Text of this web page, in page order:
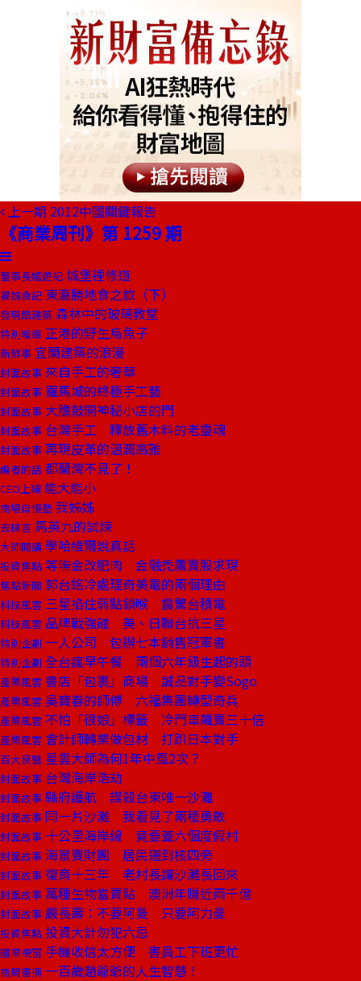
上一期 2012中國關鍵報告
《商業周刊》第 1259 期
董事長嬉遊記 城堡裡修道
饕姊食記 東瀛勝地食之旅（下）
發現酷建築 森林中的玻璃教堂
特別報導 正港的野生烏魚子
新鮮事 宜蘭建築的浪漫
封面故事 來自手工的奢華
封面故事 羅馬城的終極手工藝
封面故事 大膽敲開神秘小店的門
封面故事 台灣手工 釋放舊木料的老靈魂
封面故事 再現皮革的溫潤高雅
編者的話 都蘭灣不見了！
CEO上線 能大能小
商場自慢塾 我姊姊
去梯言 馬英九的試煉
大師開講 學哈維爾說真話
投資焦點 等嘸金改肥肉 金融禿鷹賣股求現
焦點新聞 郭台銘冷處理奇美電的兩個理由
科技風雲 三星掐住弱點鎖喉 震驚台積電
科技風雲 品牌戰強碰 美、日聯台抗三星
特別企劃 一人公司 包辦七本銷售冠軍書
特別企劃 全台瘋早午餐 兩個六年級生起的頭
產業風雲 書店「包裹」商場 誠品對手變Sogo
產業風雲 吳寶春的師傅 六福集團轉型奇兵
產業風雲 不怕「很娘」標籤 冷門車飆賣三十倍
產業風雲 會計師轉業做包材 打趴日本對手
百大良醫 星雲大師為何1年中風2次？
封面故事 台灣海岸浩劫
封面故事 縣府護航 謀殺台東唯一沙灘
封面故事 同一片沙灘 我看見了兩種勇敢
封面故事 十公里海岸線 竟要蓋六個度假村
封面故事 海景賣財團 居民遷到核四旁
封面故事 復育十三年 老村長讓沙灘長回來
封面故事 萬種生物當賣點 澳洲年賺近兩千億
封面故事 嚴長壽：不要阿曼 只要阿力曼
投資焦點 投資大計勿犯六忌
國際視窗 手機收信太方便 害員工下班更忙
商周書摘 一百歲趙爺爺的人生智慧！